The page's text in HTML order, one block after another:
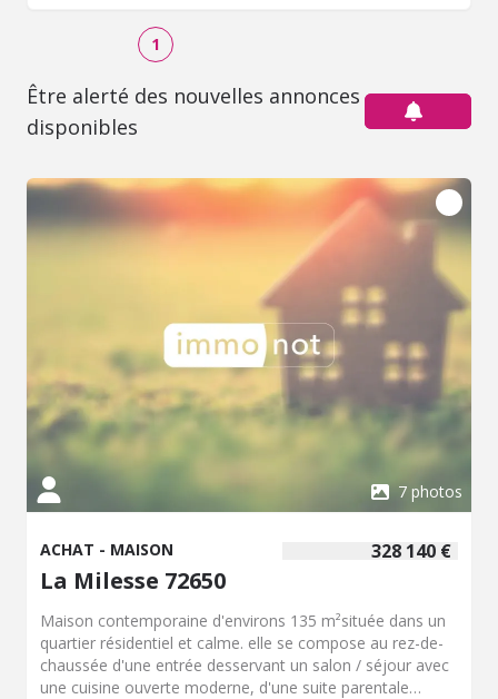
1
Être alerté des nouvelles annonces
disponibles
7 photos
328 140 €
ACHAT - MAISON
La Milesse 72650
Maison contemporaine d'environs 135 m²située dans un
quartier résidentiel et calme. elle se compose au rez-de-
chaussée d'une entrée desservant un salon / séjour avec
une cuisine ouverte moderne, d'une suite parentale